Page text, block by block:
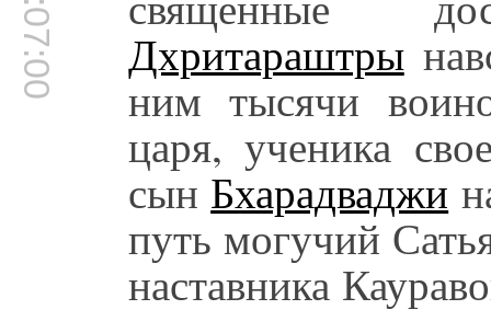
Дхритараштры
ним тысячи
царя, ученика
сын Бхарадваджи
путь могучий
наставника